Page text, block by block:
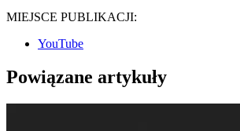
MIEJSCE PUBLIKACJI:
YouTube
Powiązane artykuły